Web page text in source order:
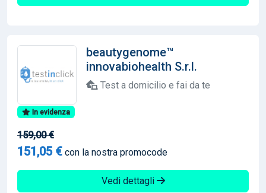
beautygenome™
innovabiohealth S.r.l.
Test a domicilio e fai da te
In evidenza
159,00 €
151,05 € con la nostra promocode
Vedi dettagli